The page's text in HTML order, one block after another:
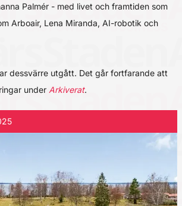
Palmér - med livet och framtiden som
Arboair, Lena Miranda, AI-robotik och
dessvärre utgått. Det går fortfarande att
under Arkiverat.